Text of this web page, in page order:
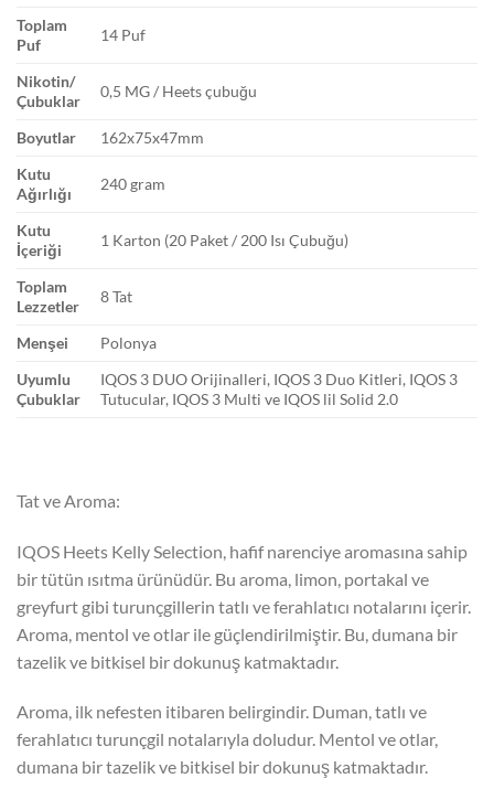
Toplam
Puf
14 Puf
Nikotin/
Çubuklar
0,5 MG / Heets çubuğu
Boyutlar
162x75x47mm
Kutu
Ağırlığı
240 gram
Kutu
İçeriği
1 Karton (20 Paket / 200 Isı Çubuğu)
Toplam
Lezzetler
8 Tat
Menşei
Polonya
Uyumlu
Çubuklar
IQOS 3 DUO Orijinalleri, IQOS 3 Duo Kitleri, IQOS 3
Tutucular, IQOS 3 Multi ve IQOS lil Solid 2.0
Tat ve Aroma:
IQOS Heets Kelly Selection, hafif narenciye aromasına sahip
bir tütün ısıtma ürünüdür. Bu aroma, limon, portakal ve
greyfurt gibi turunçgillerin tatlı ve ferahlatıcı notalarını içerir.
Aroma, mentol ve otlar ile güçlendirilmiştir. Bu, dumana bir
tazelik ve bitkisel bir dokunuş katmaktadır.
Aroma, ilk nefesten itibaren belirgindir. Duman, tatlı ve
ferahlatıcı turunçgil notalarıyla doludur. Mentol ve otlar,
dumana bir tazelik ve bitkisel bir dokunuş katmaktadır.